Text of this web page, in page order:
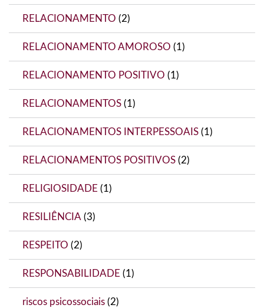
RELACIONAMENTO (2)
RELACIONAMENTO AMOROSO (1)
RELACIONAMENTO POSITIVO (1)
RELACIONAMENTOS (1)
RELACIONAMENTOS INTERPESSOAIS (1)
RELACIONAMENTOS POSITIVOS (2)
RELIGIOSIDADE (1)
RESILIÊNCIA (3)
RESPEITO (2)
RESPONSABILIDADE (1)
riscos psicossociais (2)